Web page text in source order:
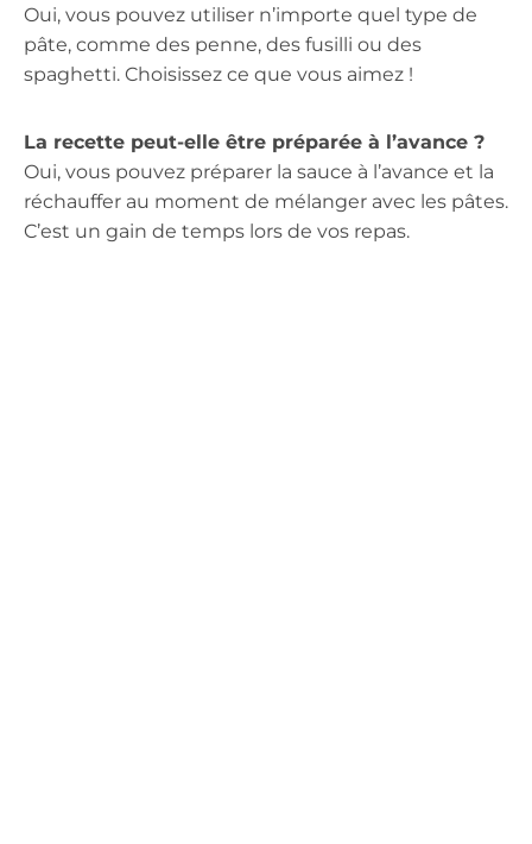
Oui, vous pouvez utiliser n’importe quel type de
pâte, comme des penne, des fusilli ou des
spaghetti. Choisissez ce que vous aimez !
La recette peut-elle être préparée à l’avance ?
Oui, vous pouvez préparer la sauce à l’avance et la
réchauffer au moment de mélanger avec les pâtes.
C’est un gain de temps lors de vos repas.